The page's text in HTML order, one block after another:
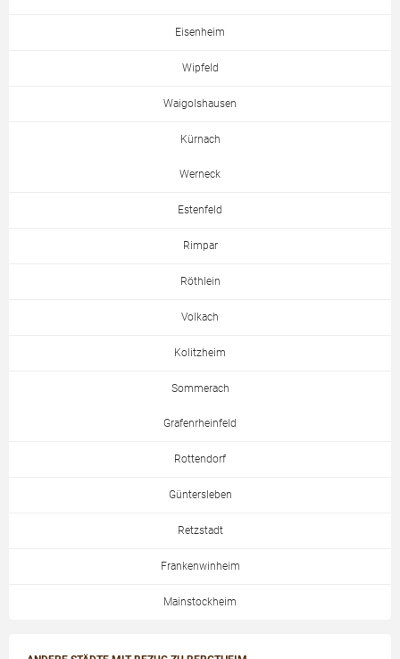
Eisenheim
Wipfeld
Waigolshausen
Kürnach
Werneck
Estenfeld
Rimpar
Röthlein
Volkach
Kolitzheim
Sommerach
Grafenrheinfeld
Rottendorf
Güntersleben
Retzstadt
Frankenwinheim
Mainstockheim